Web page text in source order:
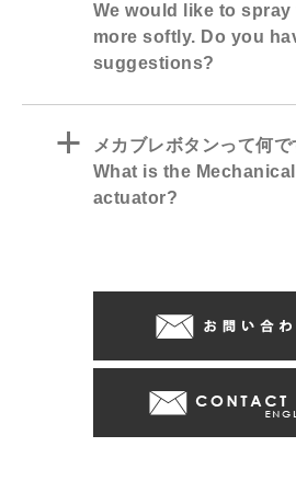
We would like to
more softly. Do you
suggestions?
a
メカブレボタンって何で
What is the
actuator?